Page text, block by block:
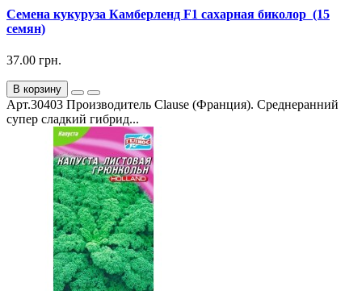
Семена кукуруза Камберленд F1 сахарная биколор (15
семян)
37.00 грн.
В корзину
Арт.30403 Производитель Clause (Франция). Среднеранний
супер сладкий гибрид...